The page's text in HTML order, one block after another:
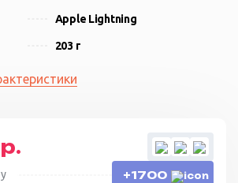
Apple Lightning
203 г
+1700